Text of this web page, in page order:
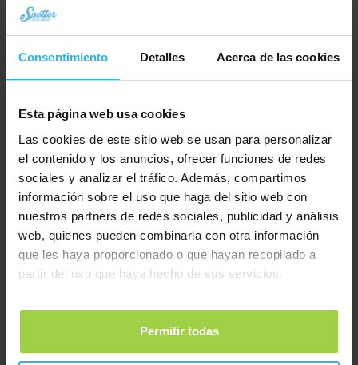
Consentimiento Detalles Acerca de las cookies
Esta página web usa cookies
Las cookies de este sitio web se usan para personalizar
el contenido y los anuncios, ofrecer funciones de redes
sociales y analizar el tráfico. Además, compartimos
información sobre el uso que haga del sitio web con
nuestros partners de redes sociales, publicidad y análisis
web, quienes pueden combinarla con otra información
que les haya proporcionado o que hayan recopilado a
partir del uso que haya hecho de sus servicios.
Permitir todas
X10
9,95
Clip metálico de sujeción – Pet Spotter
Collar – Animal Spotter – Blanco
9,95
Collar – Animal Spotter – Verde
€9,95